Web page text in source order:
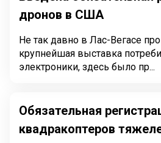
дронов в США
Не так давно в Лас-Вегасе
крупнейшая выставка
электроники, здесь было пр...
Обязательная
квадракоптеров